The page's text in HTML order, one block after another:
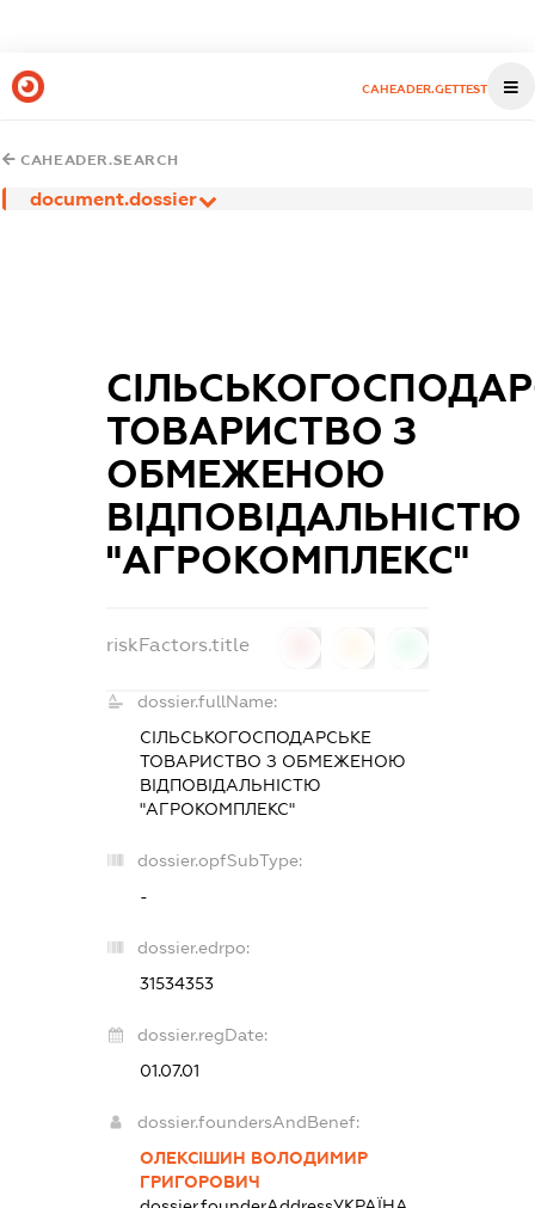
CAHEADER.GETTEST
CAHEADER.SEARCH
document.dossier
ТОВАРИСТВО З
ОБМЕЖЕНОЮ
ВІДПОВІДАЛЬНІСТЮ
"АГРОКОМПЛЕКС"
riskFactors.title
dossier.fullName:
СІЛЬСЬКОГОСПОДАРСЬКЕ
ТОВАРИСТВО З ОБМЕЖЕНОЮ
ВІДПОВІДАЛЬНІСТЮ
"АГРОКОМПЛЕКС"
dossier.opfSubType:
-
dossier.edrpo:
31534353
dossier.regDate:
01.07.01
dossier.foundersAndBenef:
ОЛЕКСІШИН ВОЛОДИМИР
ГРИГОРОВИЧ